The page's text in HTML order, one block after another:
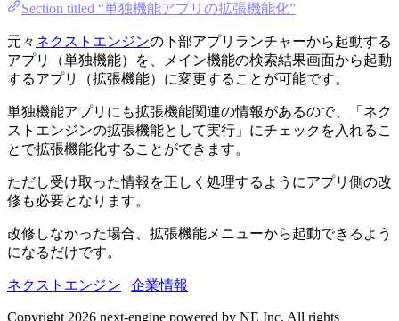
Section titled “単独機能アプリの拡張機能化”
元々 ネクストエンジンの下部アプリランチャーから起動する
アプリ（単独機能）を、メイン機能の検索結果画面から起動
するアプリ（拡張機能）に変更することが可能です。
単独機能アプリにも拡張機能関連の情報があるので、「ネク
ストエンジンの拡張機能として実行」にチェックを入れるこ
とで拡張機能化することができます。
ただし受け取った情報を正しく処理するようにアプリ側の改
修も必要となります。
改修しなかった場合、拡張機能メニューから起動できるよう
になるだけです。
ネクストエンジン | 企業情報
Copyright 2026 next-engine powered by NE Inc. All rights